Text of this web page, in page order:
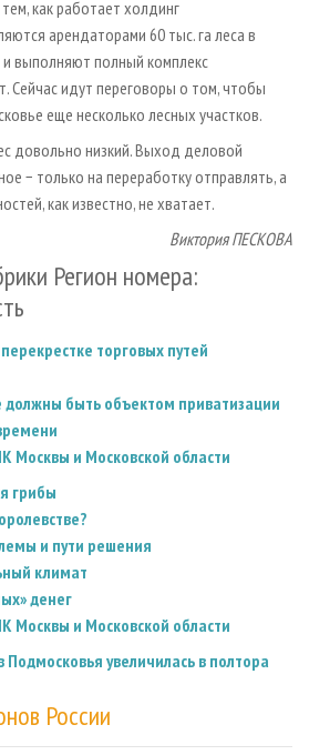
как работает холдинг
арендаторами 60 тыс. га леса в
выполняют полный комплекс
Сейчас идут переговоры о том, чтобы
еще несколько лесных участков.
довольно низкий. Выход деловой
− только на переработку отправлять, а
как известно, не хватает.
Виктория ПЕСКОВА
Регион номера:
торговых путей
быть объектом приватизации
Москвы и Московской области
грибы
и пути решения
климат
денег
Москвы и Московской области
увеличилась в полтора
России